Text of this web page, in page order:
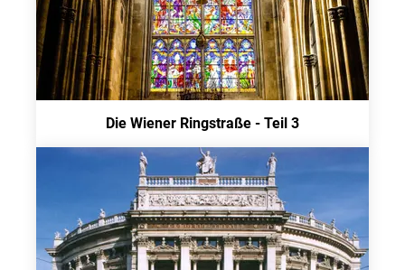
Die Wiener Ringstraße - Teil 3